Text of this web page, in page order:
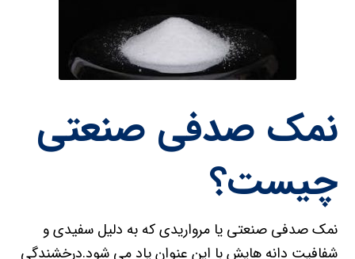
نمک صدفی صنعتی
چیست؟
نمک صدفی صنعتی یا مرواریدی که به دلیل سفیدی و
شفافیت دانه هایش با این عنوان یاد می شود.درخشندگی